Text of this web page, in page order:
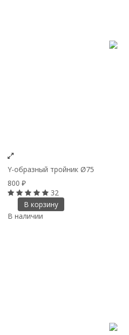
Y-образный тройник Ø75
800 ₽
32
В корзину
В наличии